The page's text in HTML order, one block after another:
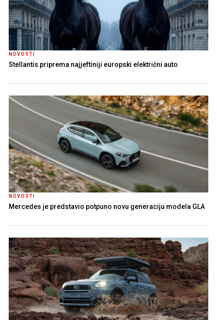
NOVOSTI
Stellantis priprema najjeftiniji europski električni auto
NOVOSTI
Mercedes je predstavio potpuno novu generaciju modela GLA